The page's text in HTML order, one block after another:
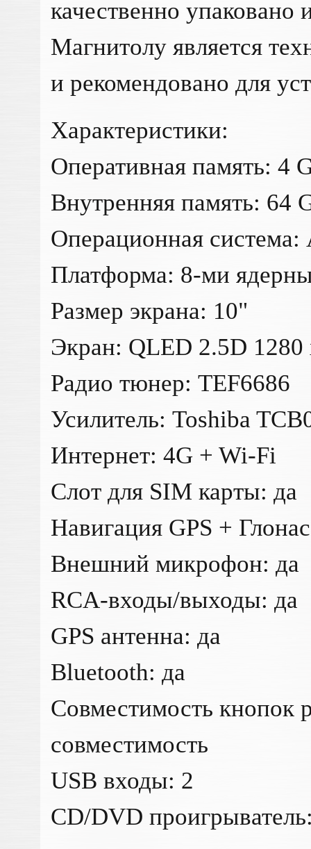
качественно упаковано
Магнитолу является
и рекомендовано для
Характеристики:
Оперативная память: 4
Внутренняя память: 64
Операционная
Платформа: 8-ми
Размер экрана: 10"
Экран: QLED 2.5D 1280
Радио тюнер: TEF6686
Усилитель: Toshiba
Интернет: 4G + Wi-Fi
Слот для SIM карты: да
Навигация GPS +
Внешний микрофон: да
RCA-входы/выходы: да
GPS антенна: да
Bluetooth: да
Совместимость кнопок
совместимость
USB входы: 2
CD/DVD